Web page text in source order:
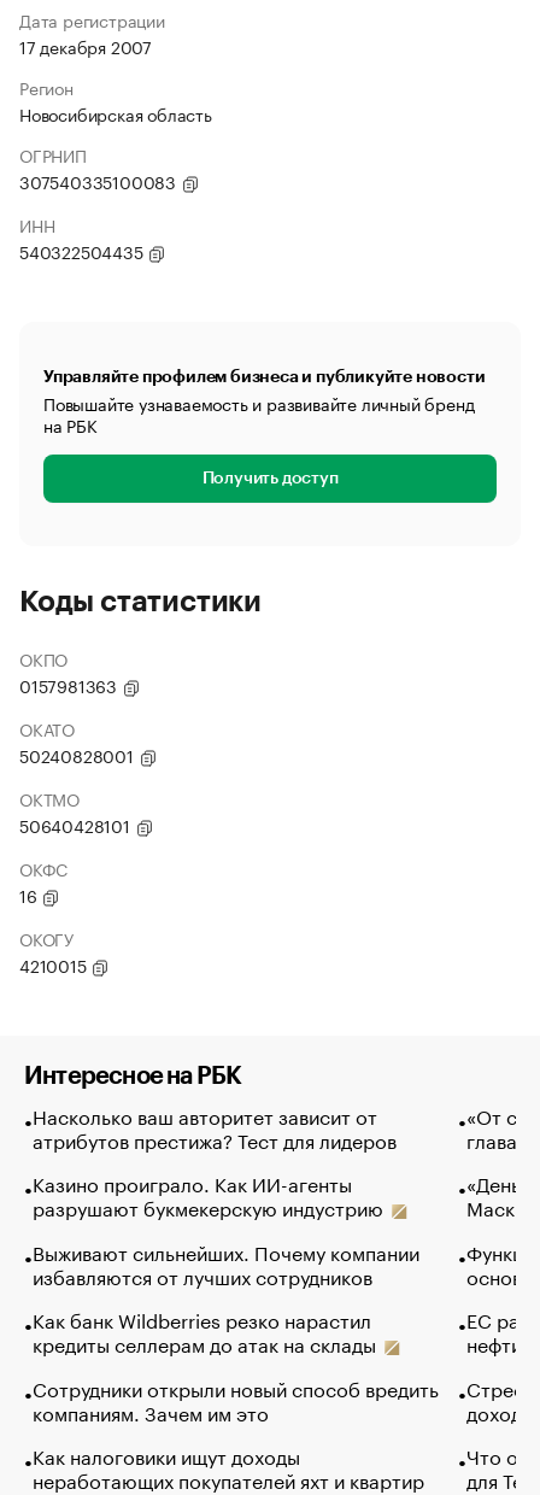
Дата регистрации
17 декабря 2007
Регион
Новосибирская область
ОГРНИП
307540335100083
ИНН
540322504435
Управляйте профилем бизнеса и публикуйте новости
Повышайте узнаваемость и развивайте личный бренд
на РБК
Получить доступ
Коды статистики
ОКПО
0157981363
ОКАТО
50240828001
ОКТМО
50640428101
ОКФС
16
ОКОГУ
4210015
Интересное на РБК
Насколько ваш авторитет зависит от
атрибутов престижа? Тест для лидеров
Казино проиграло. Как ИИ-агенты
разрушают букмекерскую индустрию
Выживают сильнейших. Почему компании
избавляются от лучших сотрудников
Как банк Wildberries резко нарастил
кредиты селлерам до атак на склады
Сотрудники открыли новый способ вредить
компаниям. Зачем им это
Как налоговики ищут доходы
неработающих покупателей яхт и квартир
«От
глава
Маск в
основ
ЕС
нефти
Что
для